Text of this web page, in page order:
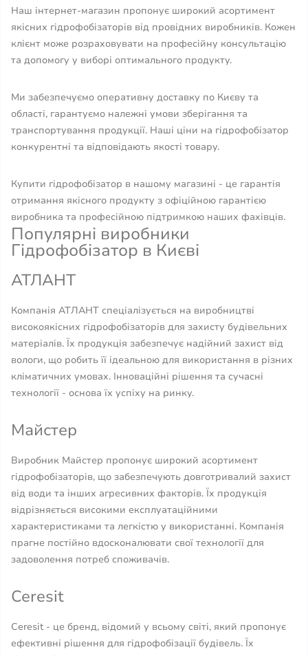
Наш інтернет-магазин пропонує широкий асортимент
якісних гідрофобізаторів від провідних виробників. Кожен
клієнт може розраховувати на професійну консультацію
та допомогу у виборі оптимального продукту.
Ми забезпечуємо оперативну доставку по Києву та
області, гарантуємо належні умови зберігання та
транспортування продукції. Наші ціни на гідрофобізатор
конкурентні та відповідають якості товару.
Купити гідрофобізатор в нашому магазині - це гарантія
отримання якісного продукту з офіційною гарантією
виробника та професійною підтримкою наших фахівців.
Популярні виробники
Гідрофобізатор в Києві
АТЛАНТ
Компанія АТЛАНТ спеціалізується на виробництві
високоякісних гідрофобізаторів для захисту будівельних
матеріалів. Їх продукція забезпечує надійний захист від
вологи, що робить її ідеальною для використання в різних
кліматичних умовах. Інноваційні рішення та сучасні
технології - основа їх успіху на ринку.
Майстер
Виробник Майстер пропонує широкий асортимент
гідрофобізаторів, що забезпечують довготривалий захист
від води та інших агресивних факторів. Їх продукція
відрізняється високими експлуатаційними
характеристиками та легкістю у використанні. Компанія
прагне постійно вдосконалювати свої технології для
задоволення потреб споживачів.
Ceresit
Ceresit - це бренд, відомий у всьому світі, який пропонує
ефективні рішення для гідрофобізації будівель. Їх